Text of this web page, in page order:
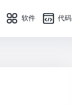
软件 代码